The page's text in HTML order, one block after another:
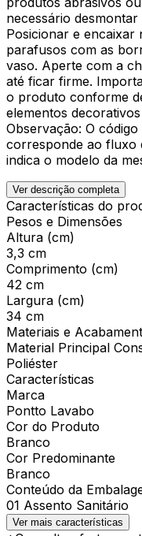
necessário
Posicionar e encaixar
parafusos com as
vaso. Aperte com a
até ficar firme.
o produto conforme
elementos
Observação: O
corresponde ao fluxo
indica o modelo da
Ver descrição completa
Características do
Pesos e Dimensões
Altura (cm)
3,3 cm
Comprimento (cm)
42 cm
Largura (cm)
34 cm
Materiais e
Material Principal
Poliéster
Características
Marca
Pontto Lavabo
Cor do Produto
Branco
Cor Predominante
Branco
Conteúdo da
01 Assento Sanitário
Ver mais características